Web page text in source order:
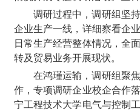
调研过程中，调研组坚
企业生产一线，详细察看企
日常生产经营整体情况，全
转及贸易业务开展现状。
在鸿瑾运输，调研组聚
作，专项调研企业校企合作
宁工程技术大学电气与控制